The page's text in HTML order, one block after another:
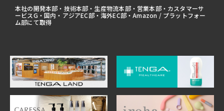
本社の開発本部・技術本部・生産物流本部・営業本部・カスタマーサ
ービスG・国内・アジアEC部・海外EC部・Amazon / プラットフォー
ム部にて取得